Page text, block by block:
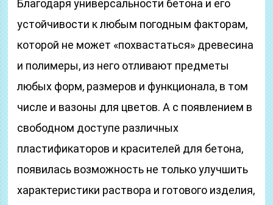
Благодаря универсальности бетона и его
устойчивости к любым погодным факторам,
которой не может «похвастаться» древесина
и полимеры, из него отливают предметы
любых форм, размеров и функционала, в том
числе и вазоны для цветов. А с появлением в
свободном доступе различных
пластификаторов и красителей для бетона,
появилась возможность не только улучшить
характеристики раствора и готового изделия,